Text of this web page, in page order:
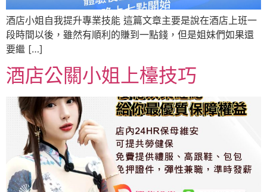
酒店小姐自我提升專業技能 這篇文章主要是說在酒店上班一
段時間以後，雖然有順利的賺到一點錢，但是姐妹們如果還
要繼 […]
酒店公關小姐上檯技巧